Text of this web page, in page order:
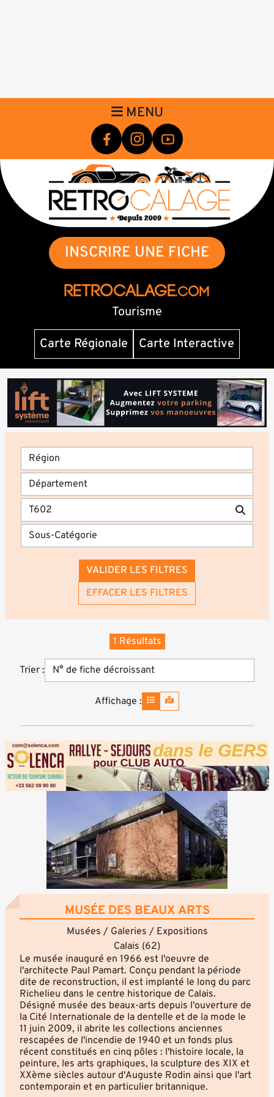
MENU
INSCRIRE UNE FICHE
RETROCALAGE.com
Tourisme
Carte Régionale
Carte Interactive
VALIDER LES FILTRES
EFFACER LES FILTRES
Trier :
1 Résultats
Affichage :
MUSÉE DES BEAUX ARTS
Musées / Galeries / Expositions
Calais (62)
Le musée inauguré en 1966 est l'oeuvre de
l'architecte Paul Pamart. Conçu pendant la période
dite de reconstruction, il est implanté le long du parc
Richelieu dans le centre historique de Calais.
Désigné musée des beaux-arts depuis l'ouverture de
la Cité Internationale de la dentelle et de la mode le
11 juin 2009, il abrite les collections anciennes
rescapées de l'incendie de 1940 et un fonds plus
récent constitués en cinq pôles : l'histoire locale, la
peinture, les arts graphiques, la sculpture des XIX et
XXème siècles autour d'Auguste Rodin ainsi que l'art
contemporain et en particulier britannique.